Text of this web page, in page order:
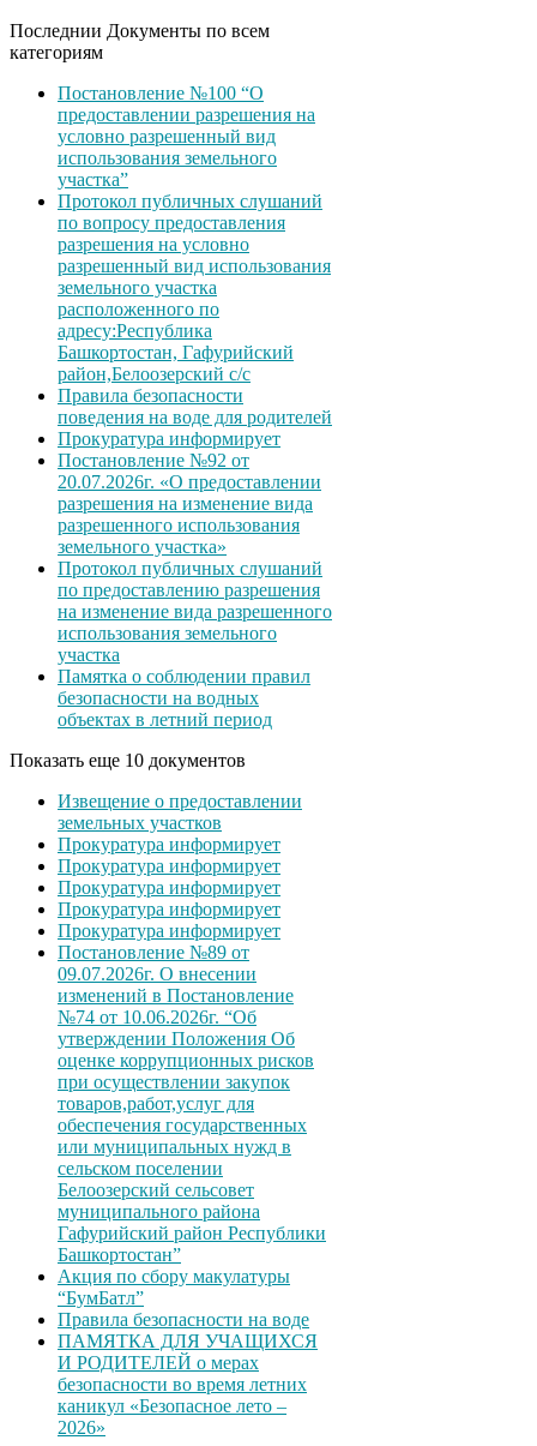
Последнии Документы по всем
категориям
Постановление №100 “О
предоставлении разрешения на
условно разрешенный вид
использования земельного
участка”
Протокол публичных слушаний
по вопросу предоставления
разрешения на условно
разрешенный вид использования
земельного участка
расположенного по
адресу:Республика
Башкортостан, Гафурийский
район,Белоозерский с/с
Правила безопасности
поведения на воде для родителей
Прокуратура информирует
Постановление №92 от
20.07.2026г. «О предоставлении
разрешения на изменение вида
разрешенного использования
земельного участка»
Протокол публичных слушаний
по предоставлению разрешения
на изменение вида разрешенного
использования земельного
участка
Памятка о соблюдении правил
безопасности на водных
объектах в летний период
Показать еще 10 документов
Извещение о предоставлении
земельных участков
Прокуратура информирует
Прокуратура информирует
Прокуратура информирует
Прокуратура информирует
Прокуратура информирует
Постановление №89 от
09.07.2026г. О внесении
изменений в Постановление
№74 от 10.06.2026г. “Об
утверждении Положения Об
оценке коррупционных рисков
при осуществлении закупок
товаров,работ,услуг для
обеспечения государственных
или муниципальных нужд в
сельском поселении
Белоозерский сельсовет
муниципального района
Гафурийский район Республики
Башкортостан”
Акция по сбору макулатуры
“БумБатл”
Правила безопасности на воде
ПАМЯТКА ДЛЯ УЧАЩИХСЯ
И РОДИТЕЛЕЙ о мерах
безопасности во время летних
каникул «Безопасное лето –
2026»